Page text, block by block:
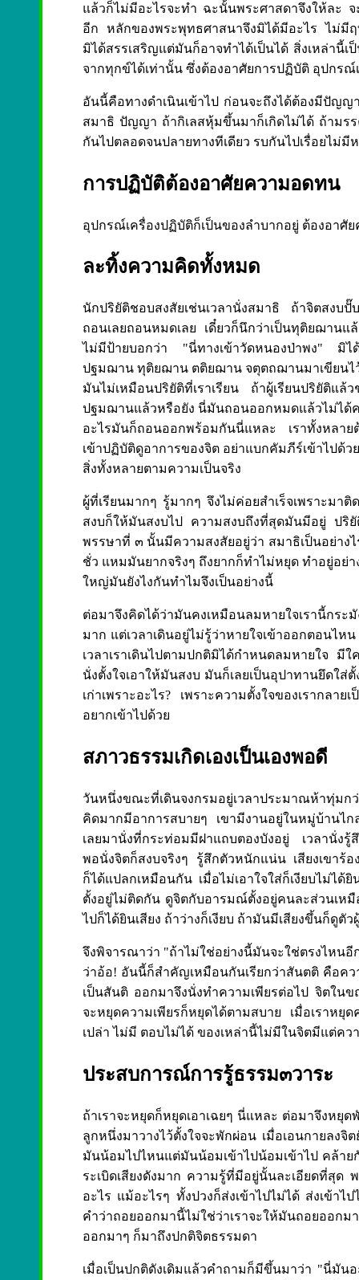
แล้วก็ไม่มีอะไรจะทำ ฉะนั้นพระศาสดาจึงให้ละ จ
อีก หลักของพระพุทธศาสนาจึงมิได้มีอะไร ไม่มี
มิได้สรรเสริญแต่มันก็อาจทำได้เป็นได้ สิ่งเหล่านี้
จากทุกข์ได้เท่านั้น ซึ่งต้องอาศัยการปฏิบัติ อุปกร
อันนี้คือทางดำเนินเข้าไป ก่อนจะถึงได้ต้องมีปัญ
สมาธิ ปัญญา ถ้ากิเลสหุ้มขึ้นมาก็เกิดไม่ได้ ถ้ามร
กันไปตลอดจนปลายทางทีเดียว รบกันไปเรื่อยไม่มี
การปฏิบัติต้องอาศัยความอดทน
อุปกรณ์เครื่องปฏิบัติก็เป็นของลำบากอยู่ ต้องอาศั
ละทิ้งความคิดทั้งหมด
นักปริยัติชอบสงสัยเช่นเวลานั่งสมาธิ ถ้าจิตสง
ถอนเลยถอนหมดเลย เดี๋ยวก็นึกว่าเป็นทุติยฌาน
ไม่มีป้ายบอกว่า "นี่ทางเข้าวัดหนองป่าพง" มิไ
ปฐมฌาน ทุติยฌาน ตติยฌาน จตุตถฌานมาเขียนไว้
มันไม่เหมือนปริยัติที่เราเรียน ถ้าผู้เรียนปริยัติแล้
ปฐมฌานแล้วหรือยัง นี่มันถอนออกหมดแล้วไม่ได้
อะไรมันก็ถอนออกพร้อมกันนี่แหละ เราทั้งหลาย
เข้าปฏิบัติดูอาการของจิต อย่าแบกคัมภีร์เข้าไปด้
สิ่งทั้งหลายตามความเป็นจริง
ผู้ที่เรียนมากๆ รู้มากๆ จึงไม่ค่อยสำเร็จเพราะมา
สงบก็ให้มันสงบไป ความสงบถึงที่สุดมันมีอยู่ ปริ
พรรษาที่ ๓ นั้นมีความสงสัยอยู่ว่า สมาธิเป็นอย่าง
ชั่ว แหมมันยากจริงๆ ถึงยากก็ทำไม่หยุด ทำอยู่อย่า
ใหญ่มันยังไงกันทำไมจึงเป็นอย่างนี้
ต่อมาจึงคิดได้ว่ามันคงเหมือนลมหายใจเรานี้กร
มาก แต่เวลาเดินอยู่ไม่รู้ว่าหายใจเข้าออกตอนไห
เวลาเราเดินไปตามปกติมิได้กำหนดลมหายใจ มี
นั่งตั้งใจเอาให้มันสงบ มันก็เลยเป็นอุปาทานยึดใส่
เก่าเพราะอะไร? เพราะความตั้งใจของเรากลาย
อยากเข้าไปด้วย
สภาวธรรมเกิดเองเป็นเองพอดี
วันหนึ่งขณะที่เดินจงกรมอยู่เวลาประมาณห้า
คิดมากมีอาการสบายๆ เขามีงานอยู่ในหมู่บ้านไ
เลยมานั่งที่กระท่อมมีฝาแถบตองบังอยู่ เวลานั่ง
พอนั่งจิตก็สงบจริงๆ รู้สึกตัวหนักแน่น เสียงเขาร้
ก็ได้แปลกเหมือนกัน เมื่อไม่เอาใจใส่ก็เงียบไม่ไ
ตั้งอยู่ไม่ติดกัน ดูจิตกับอารมณ์ตั้งอยู่คนละส่วนเหมื
ไปก็ได้ยินเสียง ถ้าว่างก็เงียบ ถ้ามันมีเสียงขึ้นก็ดูตั
จึงพิจารณาว่า "ถ้าไม่ใช่อย่างนี้มันจะใช่ตรงไหนอี
ว่าอ้อ! อันนี้ก็สำคัญเหมือนกันเรียกว่าสันตติ คือค
เป็นสันติ ออกมาจึงนั่งทำความเพียรต่อไป จิตในข
จะหยุดความเพียรก็หยุดได้ตามสบาย เมื่อเราหยุ
เปล่า ไม่มี ตอบไม่ได้ ของเหล่านี้ไม่มีในจิตมีแต่ค
ประสบการณ์การรู้ธรรม๓วาระ
ถ้าเราจะหยุดก็หยุดเอาเฉยๆ นี่แหละ ต่อมาจึงหยุ
ลูกหนึ่งมาวางไว้ตั้งใจจะพักผ่อน เมื่อเอนกายลง
มันน้อมไปไหนแต่มันน้อมเข้าไปน้อมเข้าไป คล้า
ระเบิดเสียงดังมาก ความรู้ที่มีอยู่นั้นละเอียดที่สุด
อะไร แม้อะไรๆ ทั้งปวงก็ส่งเข้าไปไม่ได้ ส่งเข้า
คำว่าถอยออกมานี้ไม่ใช่ว่าเราจะให้มันถอยออกม
ออกมาๆ ก็มาถึงปกติจิตธรรมดา
เมื่อเป็นปกติดังเดิมแล้วคำถามก็มีขึ้นมาว่า "นี่มัน